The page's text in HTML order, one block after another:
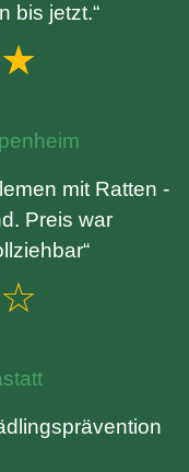
bis jetzt.“
mit Ratten -
Preis war